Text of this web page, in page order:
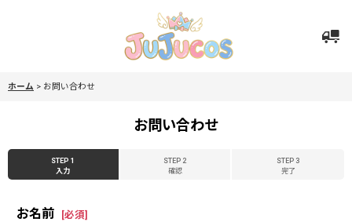
ホーム > お問い合わせ
お問い合わせ
STEP 1
入力
STEP 2
確認
STEP 3
完了
お名前 [必須]